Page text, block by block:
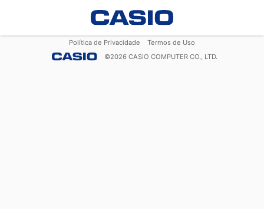
Política de Privacidade
Termos de Uso
©2026 CASIO COMPUTER CO., LTD.